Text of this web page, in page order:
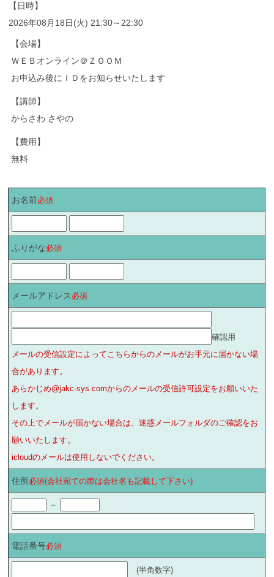
【日時】
2026年08月18日(火) 21:30～22:30
【会場】
ＷＥＢオンライン＠ＺＯＯＭ
お申込み後にＩＤをお知らせいたします
【講師】
からさわ さやの
【費用】
無料
お名前必須
ふりがな必須
メールアドレス 必須
確認用
メールの受信設定によってこちらからのメールがお手元に届かない場
合があります。
あらかじめ@jakc-sys.comからのメールの受信許可設定をお願いいた
します。
その上でメールが届かない場合は、迷惑メールフォルダのご確認をお
願いいたします。
icloudのメールは使用しないでください。
住所必須(会社宛ての際は会社名も記載して下さい)
－
電話番号必須
(半角数字)